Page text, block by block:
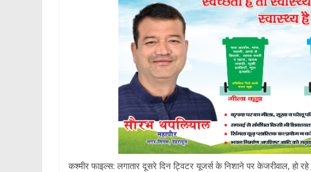
कश्‍मीर फाइल्‍स: लगातार दूसरे दिन ट्विटर यूजर्स के निशाने पर केजरीवाल, हो